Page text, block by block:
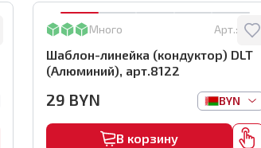
Много Арт.: 8122
Шаблон-линейка (кондуктор) DLT
(Алюминий), арт.8122
29 BYN BYN
В корзину